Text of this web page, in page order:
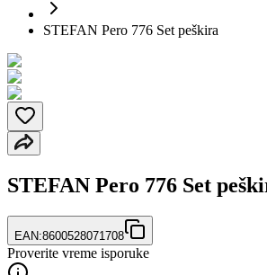
STEFAN Pero 776 Set peškira
STEFAN Pero 776 Set
EAN:8600528071708
Proverite vreme isporuke